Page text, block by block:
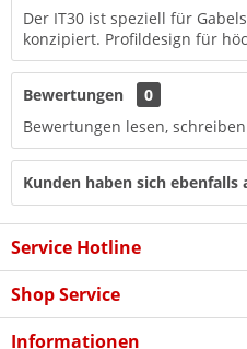
Der IT30 ist speziell für
konzipiert. Profildesign für
Bewertungen
0
Bewertungen lesen,
Kunden haben sich ebenfalls
Service Hotline
Shop Service
Informationen